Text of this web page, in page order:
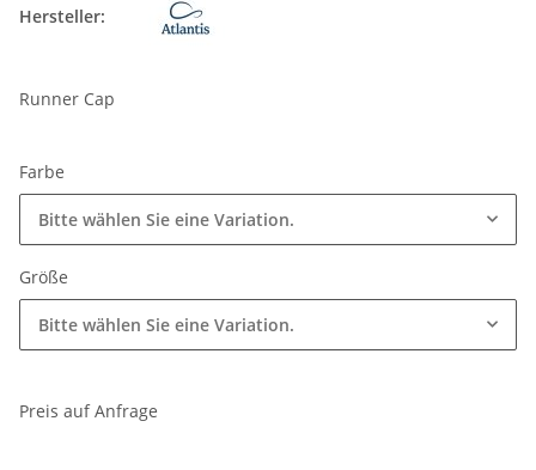
Hersteller:
Runner Cap
Farbe
Bitte wählen Sie eine Variation.
Größe
Bitte wählen Sie eine Variation.
Preis auf Anfrage